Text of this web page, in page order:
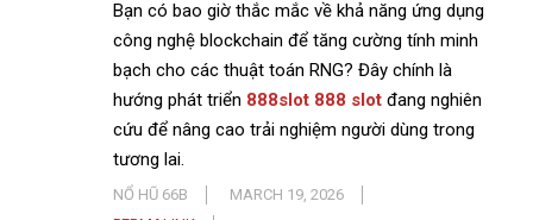
Bạn có bao giờ thắc mắc về khả năng ứng dụng
công nghệ blockchain để tăng cường tính minh
bạch cho các thuật toán RNG? Đây chính là
hướng phát triển 888slot 888 slot đang nghiên
cứu để nâng cao trải nghiệm người dùng trong
tương lai.
NỔ HŨ 66B
MARCH 19, 2026